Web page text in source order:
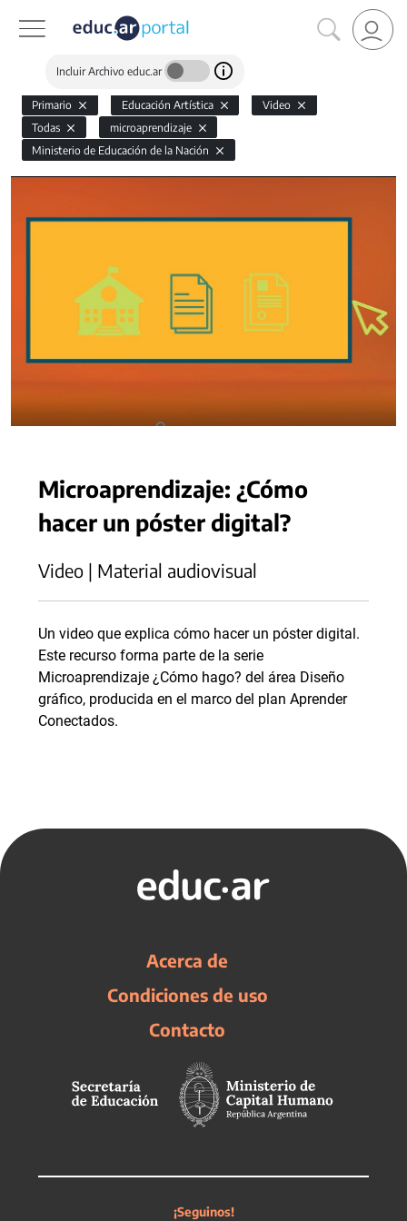
Incluir Archivo educ.ar
Primario Educación Artística
Video
Todas
microaprendizaje
Ministerio de Educación de la Nación
Microaprendizaje: ¿Cómo
hacer un póster digital?
Video | Material audiovisual
Un video que explica cómo hacer un póster digital.
Este recurso forma parte de la serie
Microaprendizaje ¿Cómo hago? del área Diseño
gráfico, producida en el marco del plan Aprender
Conectados.
Acerca de
Condiciones de uso
Contacto
¡Seguinos!